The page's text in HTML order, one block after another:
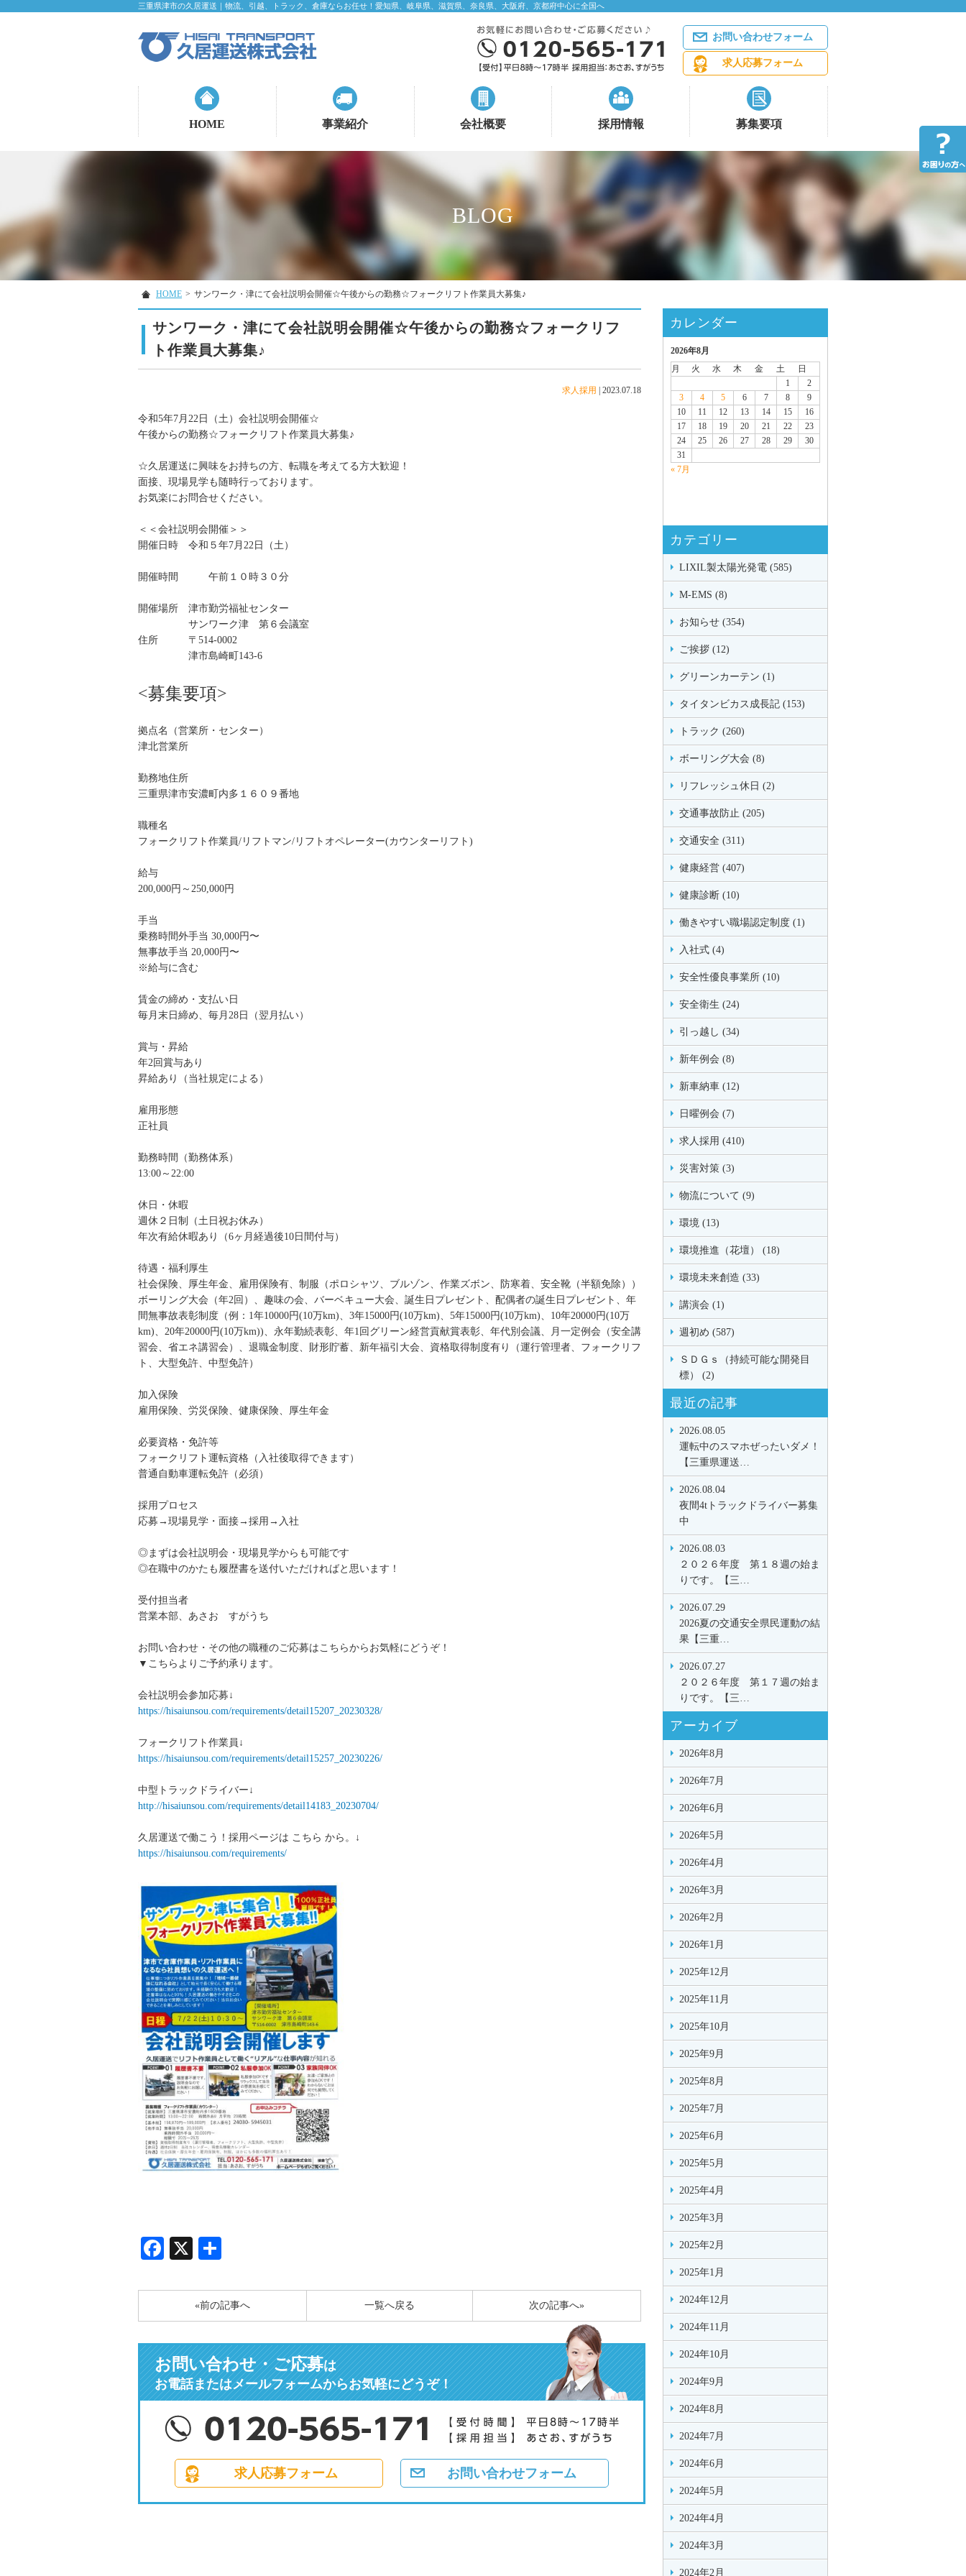
三重県津市の久居運送｜物流、引越、トラック、倉庫ならお任せ！愛知県、岐阜県、滋賀県、奈良県、大阪府、京都府中心に全国へ
お問い合わせフォーム
求人応募フォーム
HOME 事業紹介 会社概要 採用情報 募集要項
BLOG
HOME > サンワーク・津にて会社説明会開催☆午後からの勤務☆フォークリフト作業員大募集♪
サンワーク・津にて会社説明会開催☆午後からの勤務☆フォークリフ
ト作業員大募集♪
求人採用 2023.07.18
令和5年7月22日（土）会社説明会開催☆
午後からの勤務☆フォークリフト作業員大募集♪
☆久居運送に興味をお持ちの方、転職を考えてる方大歓迎！
面接、現場見学も随時行っております。
お気楽にお問合せください。
＜＜会社説明会開催＞＞
開催日時 令和５年7月22日（土）
開催時間 午前１０時３０分
開催場所 津市勤労福祉センター
サンワーク津 第６会議室
住所 〒514-0002
津市島崎町143-6
<募集要項>
拠点名（営業所・センター）
津北営業所
勤務地住所
三重県津市安濃町内多１６０９番地
職種名
フォークリフト作業員/リフトマン/リフトオペレーター(カウンターリフト)
給与
200,000円～250,000円
手当
乗務時間外手当 30,000円〜
無事故手当 20,000円〜
※給与に含む
賃金の締め・支払い日
毎月末日締め、毎月28日（翌月払い）
賞与・昇給
年2回賞与あり
昇給あり（当社規定による）
雇用形態
正社員
勤務時間（勤務体系）
13:00～22:00
休日・休暇
週休２日制（土日祝お休み）
年次有給休暇あり（6ヶ月経過後10日間付与）
待遇・福利厚生
社会保険、厚生年金、雇用保険有、制服（ポロシャツ、ブルゾン、作業ズボン、防寒着、安全靴（半額免除））
ボーリング大会（年2回）、趣味の会、バーベキュー大会、誕生日プレゼント、配偶者の誕生日プレゼント、年
間無事故表彰制度（例：1年10000円(10万km)、3年15000円(10万km)、5年15000円(10万km)、10年20000円(10万
km)、20年20000円(10万km))、永年勤続表彰、年1回グリーン経営貢献賞表彰、年代別会議、月一定例会（安全講
習会、省エネ講習会）、退職金制度、財形貯蓄、新年福引大会、資格取得制度有り（運行管理者、フォークリフ
ト、大型免許、中型免許）
加入保険
雇用保険、労災保険、健康保険、厚生年金
必要資格・免許等
フォークリフト運転資格（入社後取得できます）
普通自動車運転免許（必須）
採用プロセス
応募→現場見学・面接→採用→入社
◎まずは会社説明会・現場見学からも可能です
◎在職中のかたも履歴書を送付いただければと思います！
受付担当者
営業本部、あさお すがうち
お問い合わせ・その他の職種のご応募はこちらからお気軽にどうぞ！
▼こちらよりご予約承ります。
会社説明会参加応募↓
https://hisaiunsou.com/requirements/detail15207_20230328/
フォークリフト作業員↓
https://hisaiunsou.com/requirements/detail15257_20230226/
中型トラックドライバー↓
http://hisaiunsou.com/requirements/detail14183_20230704/
久居運送で働こう！採用ページは こちら から。↓
https://hisaiunsou.com/requirements/
Facebook
X
«前の記事へ 次の記事へ»
一覧へ戻る
お問い合わせ・ご応募は
お電話またはメールフォームからお気軽にどうぞ！
求人応募フォーム お問い合わせフォーム
カレンダー
2026年8月
月
火 水 木 金 土
日
1
2
3
4 5 6 7 8
9
10
11 12 13 14 15
16
17
18 19 20 21 22
23
24
25 26 27 28 29
30
31
« 7月
カテゴリー
LIXIL製太陽光発電 (585)
M-EMS (8)
お知らせ (354)
ご挨拶 (12)
グリーンカーテン (1)
タイタンビカス成長記 (153)
トラック (260)
ボーリング大会 (8)
リフレッシュ休日 (2)
交通事故防止 (205)
交通安全 (311)
健康経営 (407)
健康診断 (10)
働きやすい職場認定制度 (1)
入社式 (4)
安全性優良事業所 (10)
安全衛生 (24)
引っ越し (34)
新年例会 (8)
新車納車 (12)
日曜例会 (7)
求人採用 (410)
災害対策 (3)
物流について (9)
環境 (13)
環境推進（花壇） (18)
環境未来創造 (33)
講演会 (1)
週初め (587)
ＳＤＧｓ（持続可能な開発目
標） (2)
最近の記事
2026.08.05
運転中のスマホぜったいダメ！
【三重県運送…
2026.08.04
夜間4tトラックドライバー募集
中
2026.08.03
２０２６年度 第１８週の始ま
りです。【三…
2026.07.29
2026夏の交通安全県民運動の結
果【三重…
2026.07.27
２０２６年度 第１７週の始ま
りです。【三…
アーカイブ
2026年8月
2026年7月
2026年6月
2026年5月
2026年4月
2026年3月
2026年2月
2026年1月
2025年12月
2025年11月
2025年10月
2025年9月
2025年8月
2025年7月
2025年6月
2025年5月
2025年4月
2025年3月
2025年2月
2025年1月
2024年12月
2024年11月
2024年10月
2024年9月
2024年8月
2024年7月
2024年6月
2024年5月
2024年4月
2024年3月
2024年2月